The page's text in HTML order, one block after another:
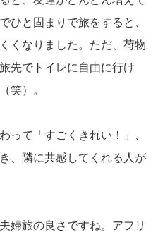
ひと固まりで旅をすると、
くなりました。ただ、荷物
先でトイレに自由に行け
笑）。
って「すごくきれい！」、
、隣に共感してくれる人が
婦旅の良さですね。アフリ